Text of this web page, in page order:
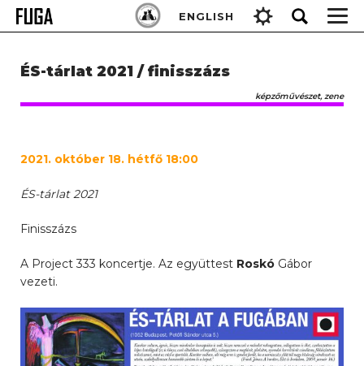
Skip
ENGLISH
Keresés:
ÉS-tárlat 2021 / finisszázs
képzőművészet, zene
2021. október 18. hétfő 18:00
ÉS-tárlat 2021
Finisszázs
A Project 333 koncertje. Az együttest Roskó Gábor
vezeti.